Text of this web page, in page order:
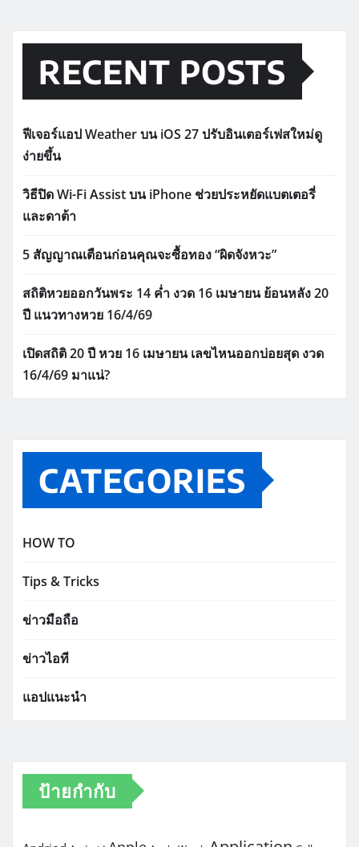
RECENT POSTS
ฟีเจอร์แอป Weather บน iOS 27 ปรับอินเตอร์เฟสใหม่ดู
ง่ายขึ้น
วิธีปิด Wi-Fi Assist บน iPhone ช่วยประหยัดแบตเตอรี่
และดาต้า
5 สัญญาณเตือนก่อนคุณจะซื้อทอง “ผิดจังหวะ”
สถิติหวยออกวันพระ 14 ค่ำ งวด 16 เมษายน ย้อนหลัง 20
ปี แนวทางหวย 16/4/69
เปิดสถิติ 20 ปี หวย 16 เมษายน เลขไหนออกบ่อยสุด งวด
16/4/69 มาแน่?
CATEGORIES
HOW TO
Tips & Tricks
ข่าวมือถือ
ข่าวไอที
แอปแนะนำ
ป้ายกำกับ